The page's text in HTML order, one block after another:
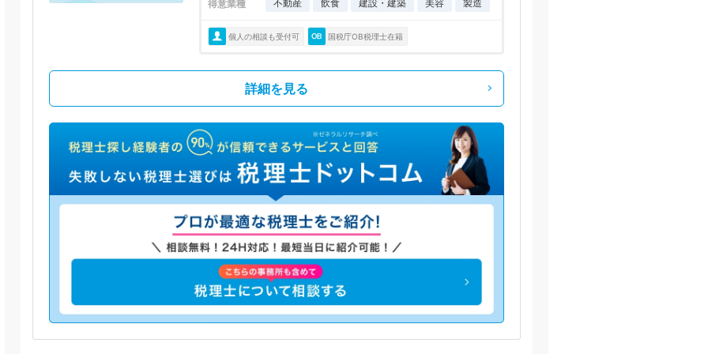
得意業種 不動産 飲食 建設・建築 美容 製造
個人の相談も受付可 国税庁OB税理士在籍
詳細を見る